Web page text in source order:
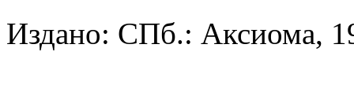
Издано: СПб.: Аксиома,